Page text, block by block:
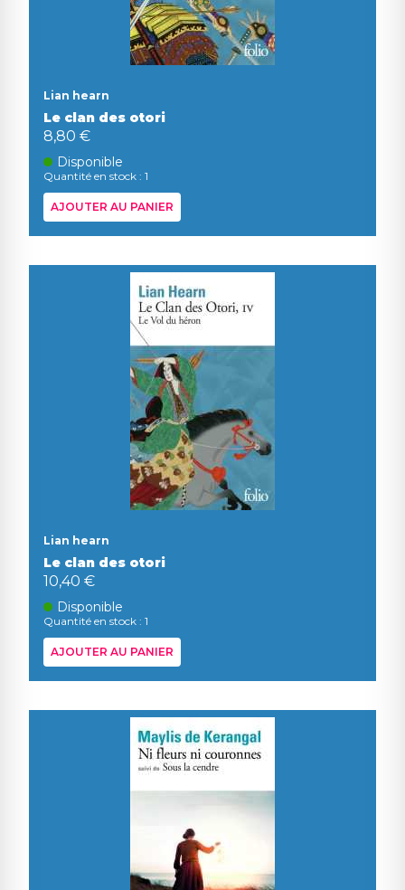
Lian hearn
Le clan des otori
8,80 €
Disponible
Quantité en stock : 1
AJOUTER AU PANIER
Lian hearn
Le clan des otori
10,40 €
Disponible
Quantité en stock : 1
AJOUTER AU PANIER